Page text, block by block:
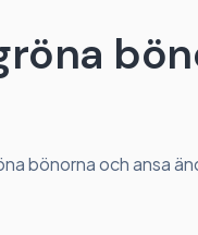
bönorna och ansa